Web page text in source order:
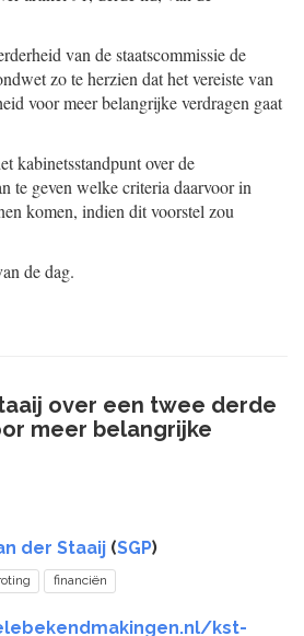
van de staatscommissie de
zo te herzien dat het vereiste van
voor meer belangrijke verdragen gaat
kabinetsstandpunt over de
te geven welke criteria daarvoor in
komen, indien dit voorstel zou
de dag.
over een twee derde
meer belangrijke
der Staaij (SGP)
financiën
kst-